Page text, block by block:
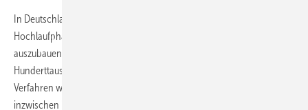
In Deutschland geht Solarrecycling von der Pilot- in die
Hochlaufphase über. Der Druck, die Recyclingkapazitäten
auszubauen, ist enorm, da bis 2030 Abfallmengen im
Hunderttausende‑Tonnen‑Bereich erwartet werden. Mechanische
Verfahren wie Schreddern, Glas- und Metallseparation sind
inzwischen industrieller Standard, erreichen aber noch nicht überall